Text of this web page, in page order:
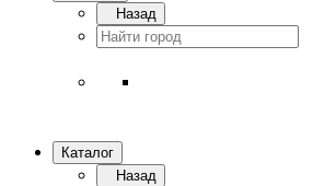
Назад
Каталог
Назад